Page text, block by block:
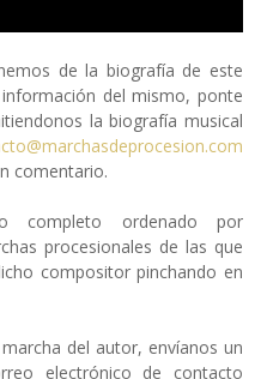
de la biografía de este
del mismo, ponte
la biografía musical
comentario.
completo ordenado por
procesionales de las que
compositor pinchando en
del autor, envíanos un
electrónico de contacto